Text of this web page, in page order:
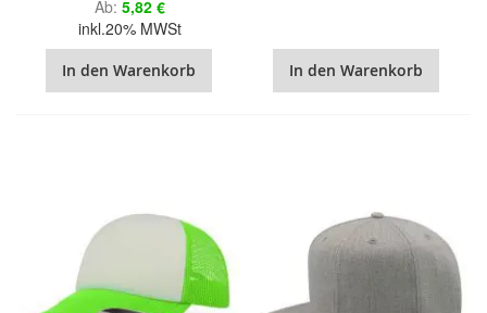
Ab 5,82 €
inkl.20% MWSt
In den Warenkorb In den Warenkorb